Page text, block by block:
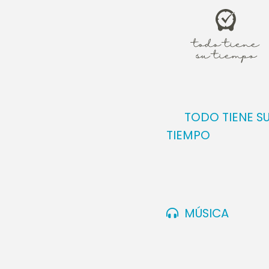
TODO TIENE
TIEMPO
MÚSICA